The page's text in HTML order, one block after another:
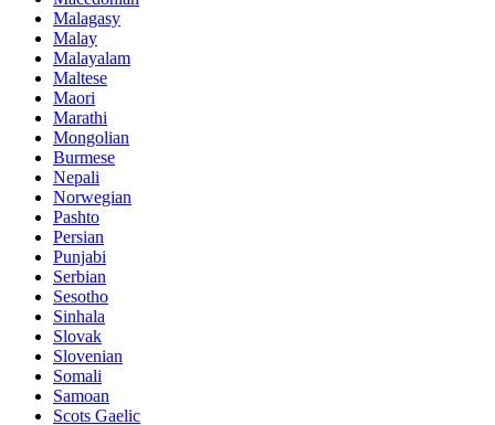
Malagasy
Malay
Malayalam
Maltese
Maori
Marathi
Mongolian
Burmese
Nepali
Norwegian
Pashto
Persian
Punjabi
Serbian
Sesotho
Sinhala
Slovak
Slovenian
Somali
Samoan
Scots Gaelic